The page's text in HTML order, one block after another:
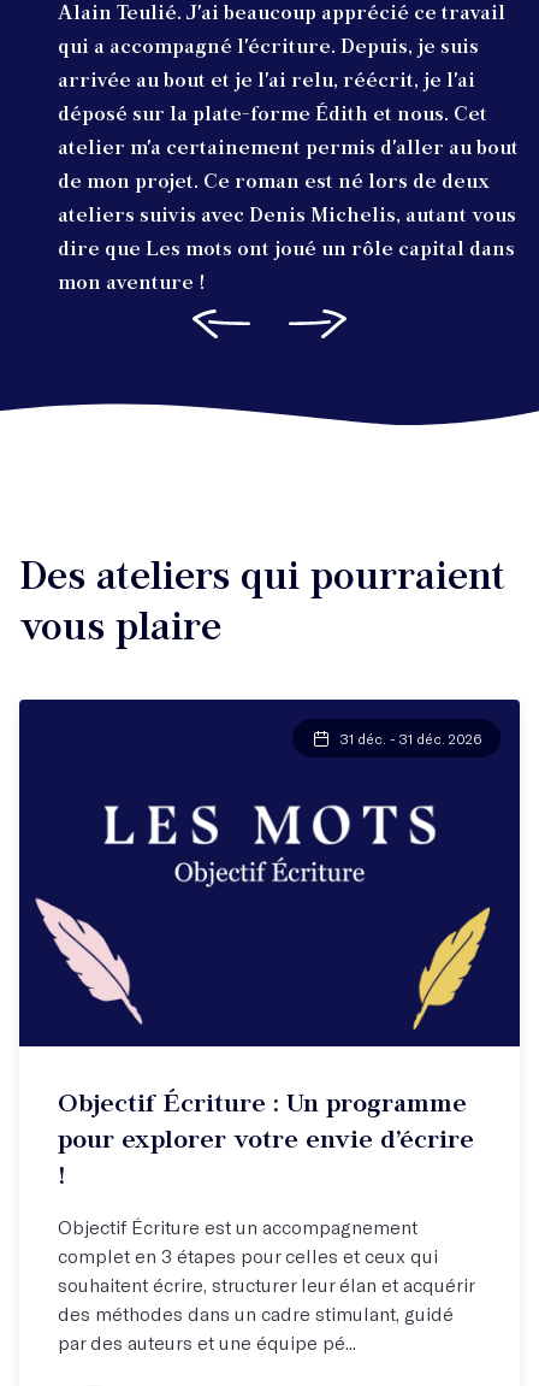
Alain Teulié. J'ai beaucoup apprécié ce travail
qui a accompagné l'écriture. Depuis, je suis
arrivée au bout et je l'ai relu, réécrit, je l'ai
déposé sur la plate-forme Édith et nous. Cet
atelier m'a certainement permis d'aller au bout
de mon projet. Ce roman est né lors de deux
ateliers suivis avec Denis Michelis, autant vous
dire que Les mots ont joué un rôle capital dans
mon aventure !
Des ateliers qui pourraient
vous plaire
31 déc. - 31 déc. 2026
Objectif Écriture : Un programme
pour explorer votre envie d’écrire
!
Objectif Écriture est un accompagnement
complet en 3 étapes pour celles et ceux qui
souhaitent écrire, structurer leur élan et acquérir
des méthodes dans un cadre stimulant, guidé
par des auteurs et une équipe pé...